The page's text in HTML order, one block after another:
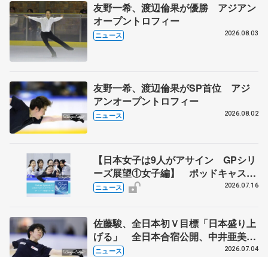
友野一希、渡辺倫果が優勝 アジアン
オープントロフィー
ニュース 2026.08.03
友野一希、渡辺倫果がSP首位 アジ
アンオープントロフィー
ニュース 2026.08.02
【日本女子は9人がアサイン GPシリ
ーズ展望①女子編】 ポッドキャスト
#72を配信
ニュース 2026.07.16
佐藤駿、全日本初Ｖ目標「日本盛り上
げる」 全日本合宿公開、中井亜美
「表現の幅広げる」 元世界王者のフ
ニュース 2026.07.04